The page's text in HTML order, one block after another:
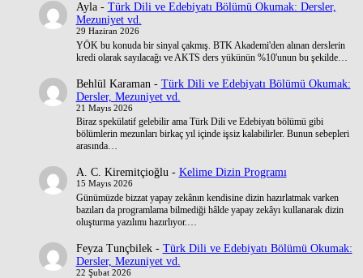
Ayla- Türk Dili ve Edebiyatı Bölümü Okumak: Dersler,
Mezuniyet vd.
29 Haziran 2026
YÖK bu konuda bir sinyal çakmış. BTK Akademi'den alınan derslerin
kredi olarak sayılacağı ve AKTS ders yükünün %10'unun bu şekilde…
Behlül Karaman - Türk Dili ve Edebiyatı Bölümü Okumak:
Dersler, Mezuniyet vd.
21 Mayıs 2026
Biraz spekülatif gelebilir ama Türk Dili ve Edebiyatı bölümü gibi
bölümlerin mezunları birkaç yıl içinde işsiz kalabilirler. Bunun sebepleri
arasında…
A. C. Kiremitçioğlu- Kelime Dizin Programı
15 Mayıs 2026
Günümüzde bizzat yapay zekânın kendisine dizin hazırlatmak varken
bazıları da programlama bilmediği hâlde yapay zekâyı kullanarak dizin
oluşturma yazılımı hazırlıyor.…
Feyza Tunçbilek- Türk Dili ve Edebiyatı Bölümü Okumak:
Dersler, Mezuniyet vd.
22 Şubat 2026